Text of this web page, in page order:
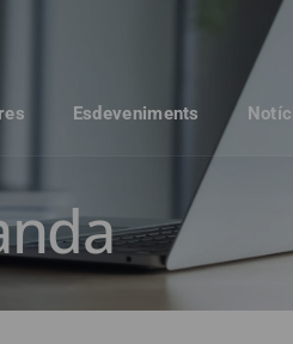
Esdeveniments